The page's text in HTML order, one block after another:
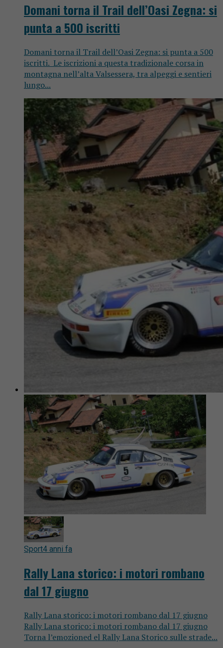
Domani torna il Trail dell’Oasi Zegna: si
punta a 500 iscritti
Domani torna il Trail dell’Oasi Zegna: si punta a 500
iscritti. Le iscrizioni a questa tradizionale corsa in
montagna nell’alta Valsessera, tra alpeggi e sentieri
lungo...
Sport4 anni fa
Rally Lana storico: i motori rombano
dal 17 giugno
Rally Lana storico: i motori rombano dal 17 giugno
Rally Lana storico: i motori rombano dal 17 giugno
Torna l’emozioned el Rally Lana Storico sulle strade...